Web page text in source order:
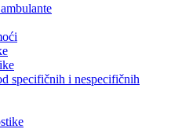
specifičnih i nespecifičnih